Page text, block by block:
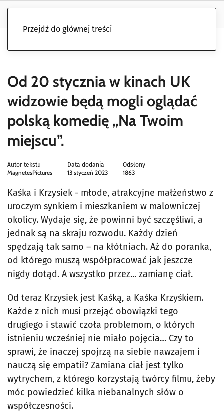
Przejdź do głównej treści
Od 20 stycznia w kinach UK
widzowie będą mogli oglądać
polską komedię „Na Twoim
miejscu”.
Autor tekstu
MagnetesPictures
Data dodania
13 styczeń 2023
Odsłony
1863
Kaśka i Krzysiek - młode, atrakcyjne małżeństwo z
uroczym synkiem i mieszkaniem w malowniczej
okolicy. Wydaje się, że powinni być szczęśliwi, a
jednak są na skraju rozwodu. Każdy dzień
spędzają tak samo – na kłótniach. Aż do poranka,
od którego muszą współpracować jak jeszcze
nigdy dotąd. A wszystko przez... zamianę ciał.
Od teraz Krzysiek jest Kaśką, a Kaśka Krzyśkiem.
Każde z nich musi przejąć obowiązki tego
drugiego i stawić czoła problemom, o których
istnieniu wcześniej nie miało pojęcia… Czy to
sprawi, że inaczej spojrzą na siebie nawzajem i
nauczą się empatii? Zamiana ciał jest tylko
wytrychem, z którego korzystają twórcy filmu, żeby
móc powiedzieć kilka niebanalnych słów o
współczesności.